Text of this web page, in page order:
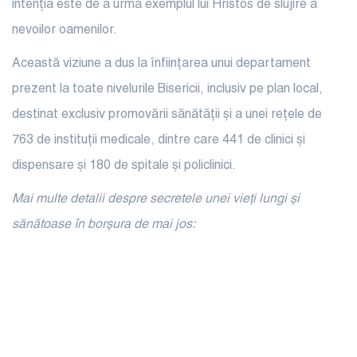
intenția este de a urma exemplul lui Hristos de slujire a
nevoilor oamenilor.
Această viziune a dus la înființarea unui departament
prezent la toate nivelurile Bisericii, inclusiv pe plan local,
destinat exclusiv promovării sănătății și a unei reţele de
763 de instituții medicale, dintre care 441 de clinici și
dispensare și 180 de spitale și policlinici.
Mai multe detalii despre secretele unei vieți lungi și
sănătoase în borșura de mai jos: